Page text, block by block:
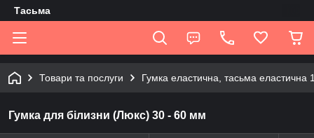
Tасьма
Товари та послуги Гумка еластична, тасьма еластична
Гумка для білизни (Люкс) 30 - 60 мм